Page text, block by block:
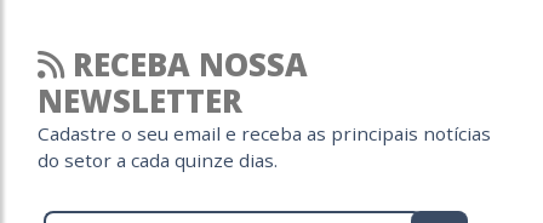
RECEBA NOSSA
NEWSLETTER
Cadastre o seu email e receba as principais notícias
do setor a cada quinze dias.